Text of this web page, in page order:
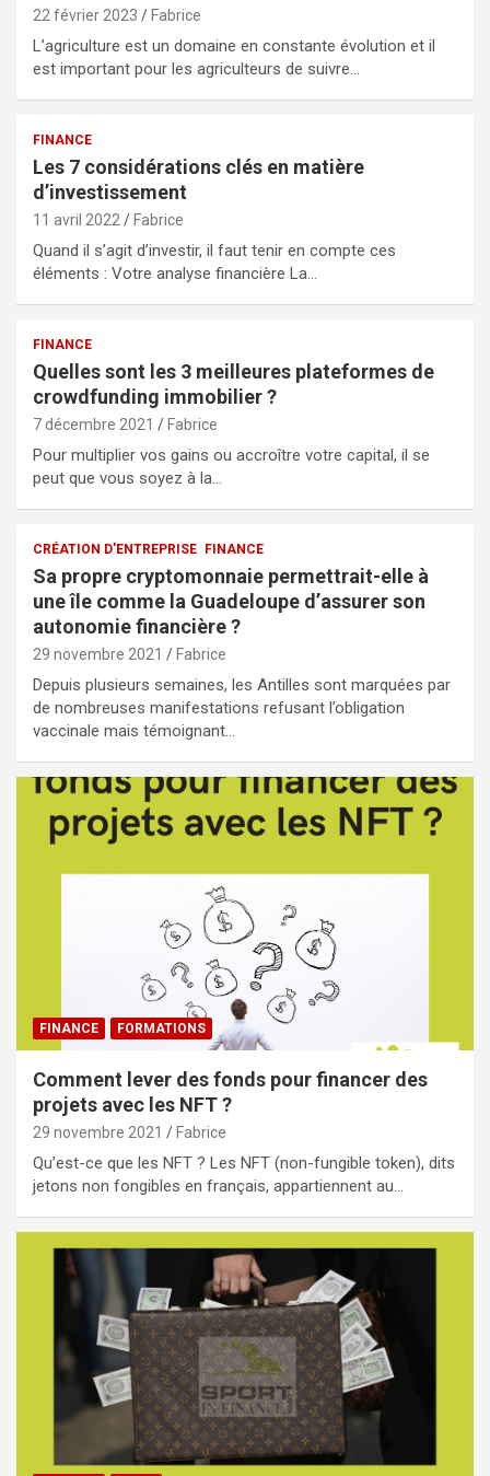
22 février 2023 Fabrice
L’agriculture est un domaine en constante évolution et il
est important pour les agriculteurs de suivre…
FINANCE
Les 7 considérations clés en matière
d’investissement
11 avril 2022 Fabrice
Quand il s’agit d’investir, il faut tenir en compte ces
éléments : Votre analyse financière La…
FINANCE
Quelles sont les 3 meilleures plateformes de
crowdfunding immobilier ?
7 décembre 2021 Fabrice
Pour multiplier vos gains ou accroître votre capital, il se
peut que vous soyez à la…
CRÉATION D'ENTREPRISE FINANCE
Sa propre cryptomonnaie permettrait-elle à
une île comme la Guadeloupe d’assurer son
autonomie financière ?
29 novembre 2021 Fabrice
Depuis plusieurs semaines, les Antilles sont marquées par
de nombreuses manifestations refusant l’obligation
vaccinale mais témoignant…
FINANCE FORMATIONS
Comment lever des fonds pour financer des
projets avec les NFT ?
29 novembre 2021 Fabrice
Qu’est-ce que les NFT ? Les NFT (non-fungible token), dits
jetons non fongibles en français, appartiennent au…